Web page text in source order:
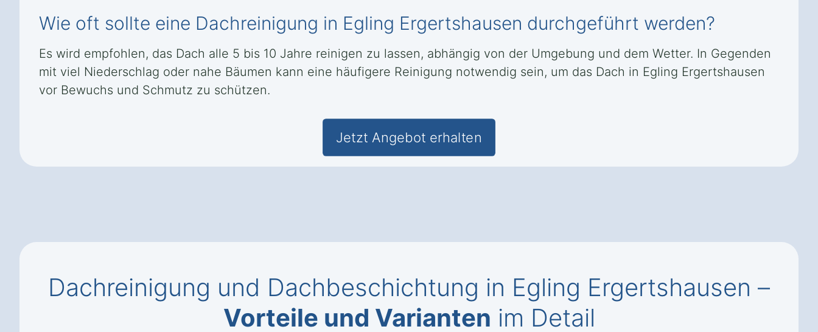
Wie oft sollte eine Dachreinigung in Egling Ergertshausen durchgeführt werden?
Es wird empfohlen, das Dach alle 5 bis 10 Jahre reinigen zu lassen, abhängig von der Umgebung und dem Wetter. In Gegenden
mit viel Niederschlag oder nahe Bäumen kann eine häufigere Reinigung notwendig sein, um das Dach in Egling Ergertshausen
vor Bewuchs und Schmutz zu schützen.
Jetzt Angebot erhalten
Dachreinigung und Dachbeschichtung in Egling Ergertshausen –
Vorteile und Varianten im Detail